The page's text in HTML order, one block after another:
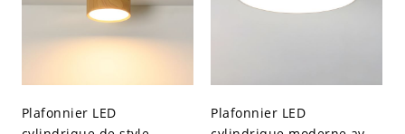
Plafonnier LED
Plafonnier LED